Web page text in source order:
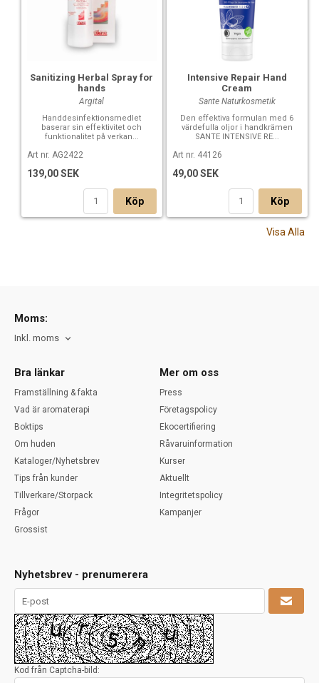
Sanitizing Herbal Spray for
hands
Argital
Handdesinfektionsmedlet
baserar sin effektivitet och
funktionalitet på verkan...
Art nr. AG2422
139,00 SEK
Köp
Intensive Repair Hand
Cream
Sante Naturkosmetik
Den effektiva formulan med 6
värdefulla oljor i handkrämen
SANTE INTENSIVE RE...
Art nr. 44126
49,00 SEK
Köp
Visa Alla
Moms:
Inkl. moms
Bra länkar
Framställning & fakta
Vad är aromaterapi
Boktips
Om huden
Kataloger/Nyhetsbrev
Tips från kunder
Tillverkare/Storpack
Frågor
Grossist
Mer om oss
Press
Företagspolicy
Ekocertifiering
Råvaruinformation
Kurser
Aktuellt
Integritetspolicy
Kampanjer
Nyhetsbrev - prenumerera
Kod från Captcha-bild: